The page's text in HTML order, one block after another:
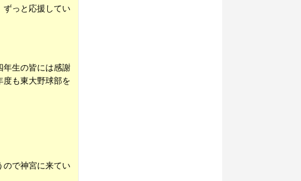
ずっと応援してい
年生の皆には感謝
度も東大野球部を
ので神宮に来てい